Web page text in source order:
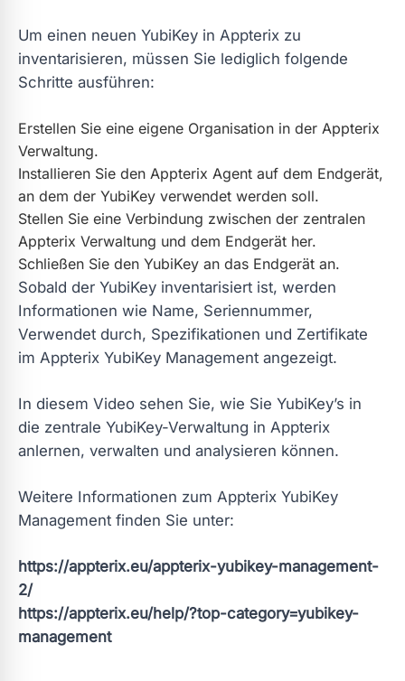
Um einen neuen YubiKey in Appterix zu
inventarisieren, müssen Sie lediglich folgende
Schritte ausführen:
Erstellen Sie eine eigene Organisation in der Appterix
Verwaltung.
Installieren Sie den Appterix Agent auf dem Endgerät,
an dem der YubiKey verwendet werden soll.
Stellen Sie eine Verbindung zwischen der zentralen
Appterix Verwaltung und dem Endgerät her.
Schließen Sie den YubiKey an das Endgerät an.
Sobald der YubiKey inventarisiert ist, werden
Informationen wie Name, Seriennummer,
Verwendet durch, Spezifikationen und Zertifikate
im Appterix YubiKey Management angezeigt.
In diesem Video sehen Sie, wie Sie YubiKey’s in
die zentrale YubiKey-Verwaltung in Appterix
anlernen, verwalten und analysieren können.
Weitere Informationen zum Appterix YubiKey
Management finden Sie unter:
https://appterix.eu/appterix-yubikey-management-
2/
https://appterix.eu/help/?top-category=yubikey-
management